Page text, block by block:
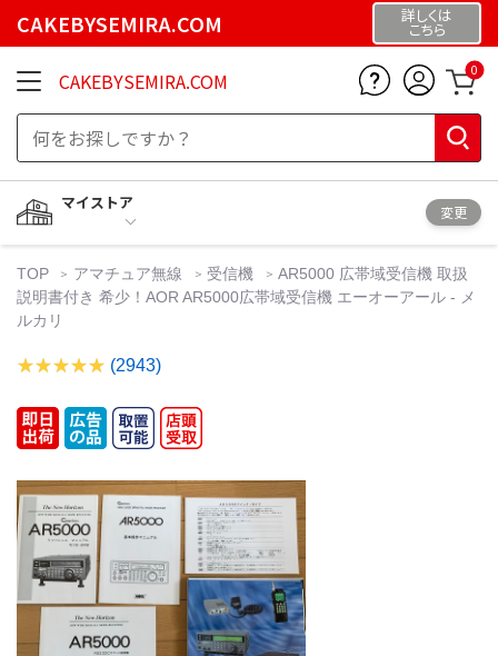
CAKEBYSEMIRA.COM 詳しくは
こちら
CAKEBYSEMIRA.COM 0
マイストア
変更
TOP アマチュア無線 受信機
AR5000 広帯域受信機 取扱
説明書付き 希少！AOR AR5000広帯域受信機 エーオーアール - メ
ルカリ
(2943)